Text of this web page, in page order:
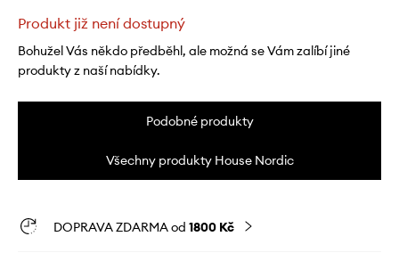
Produkt již není dostupný
Bohužel Vás někdo předběhl, ale možná se Vám zalíbí jiné
produkty z naší nabídky.
Podobné produkty
Všechny produkty House Nordic
DOPRAVA ZDARMA od 1800 Kč